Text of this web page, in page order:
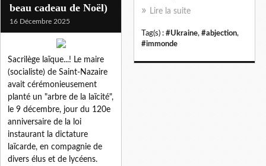
Lire la suite
Tag(s) : #Ukraine, #abjection,
#immonde
beau cadeau de Noël)
16 Décembre 2025
Sacrilège laïque...! Le maire
(socialiste) de Saint-Nazaire
avait cérémonieusement
planté un "arbre de la laïcité",
le 9 décembre, jour du 120e
anniversaire de la loi
instaurant la dictature
laïcarde, en compagnie de
divers élus et de lycéens.